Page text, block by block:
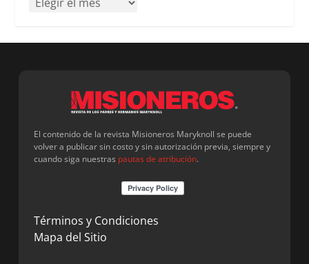
El contenido de la revista Misioneros Maryknoll se puede
volver a publicar sin costo y sin autorización previa, siempre y
cuando siga nuestras pautas de atribución.
Términos y Condiciones
Mapa del Sitio